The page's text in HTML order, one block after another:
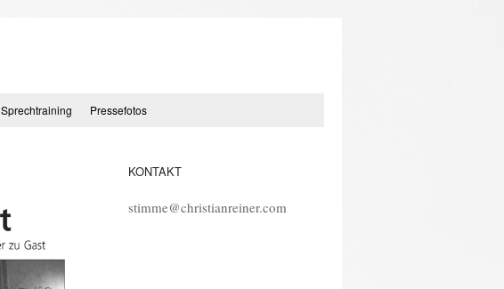
Sprechtraining Pressefotos
KONTAKT
stimme@christianreiner.com